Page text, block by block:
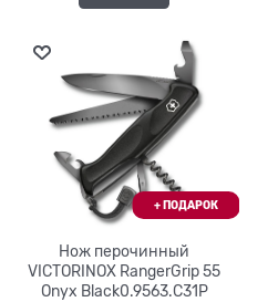
Нож перочинный
VICTORINOX RangerGrip 55
Onyx Black0.9563.C31P